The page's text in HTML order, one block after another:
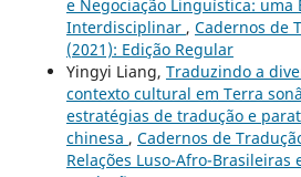
e Negociação Linguística: uma
Interdisciplinar , Cadernos de
(2021): Edição Regular
Yingyi Liang, Traduzindo a
contexto cultural em Terra
estratégias de tradução e
chinesa , Cadernos de
Relações Luso-Afro-Brasileiras